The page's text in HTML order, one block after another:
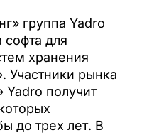
группа Yadro
софта для
хранения
Участники рынка
Yadro получит
до трех лет. В